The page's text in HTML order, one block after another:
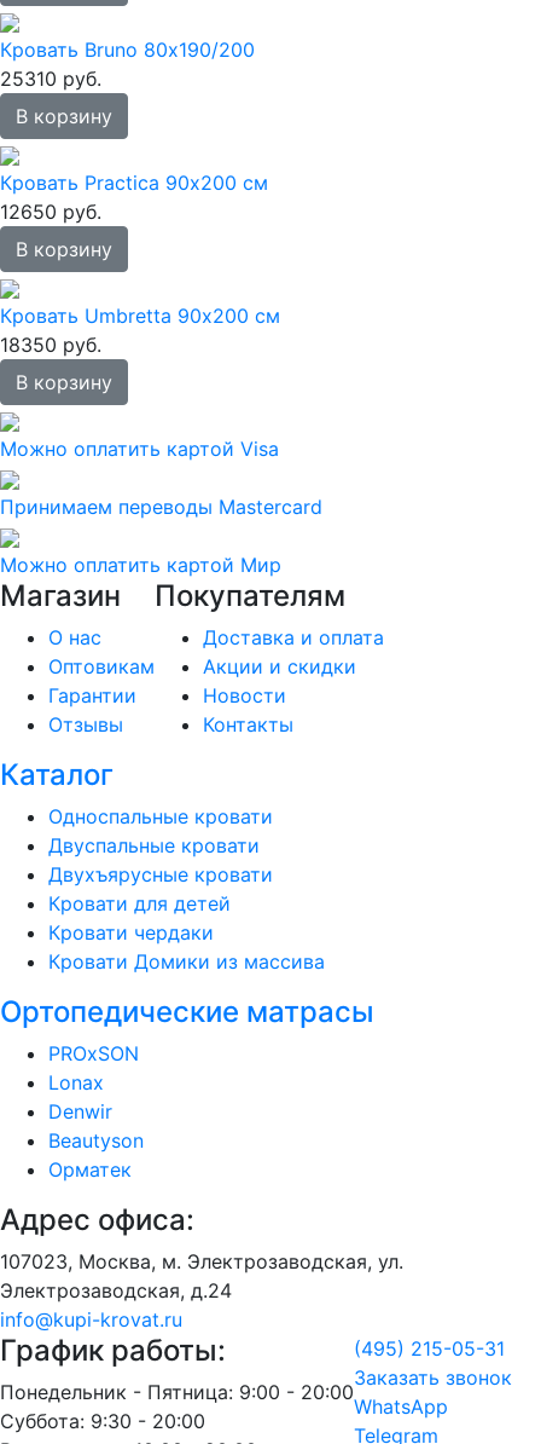
Кровать Bruno 80х190/200
25310 руб.
В корзину
Кровать Practica 90х200 см
12650 руб.
В корзину
Кровать Umbretta 90х200 см
18350 руб.
В корзину
Можно оплатить картой Visa
Принимаем переводы Mastercard
Можно оплатить картой Мир
Магазин
О нас
Оптовикам
Гарантии
Отзывы
Покупателям
Доставка и оплата
Акции и скидки
Новости
Контакты
Каталог
Односпальные кровати
Двуспальные кровати
Двухъярусные кровати
Кровати для детей
Кровати чердаки
Кровати Домики из массива
Ортопедические матрасы
PROxSON
Lonax
Denwir
Beautyson
Орматек
Адрес офиса:
107023, Москва, м. Электрозаводская, ул.
Электрозаводская, д.24
info@kupi-krovat.ru
График работы:
Понедельник - Пятница: 9:00 - 20:00
Суббота: 9:30 - 20:00
(495) 215-05-31
Заказать звонок
WhatsApp
Telegram